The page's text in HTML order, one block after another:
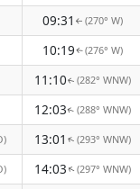
09:31 ↑ (270° W)
10:19↑(276° W)
11:10↑(282° WNW)
12:03↑(288° WNW)
13:01 ↑(293° WNW)
14:03↑(297° WNW)